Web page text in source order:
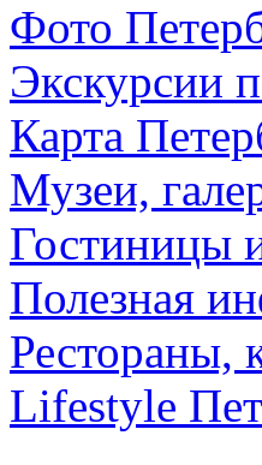
Фото
Экскурсии
Карта
Музеи,
Гостиницы
Полезная
Рестораны,
Lifestyle